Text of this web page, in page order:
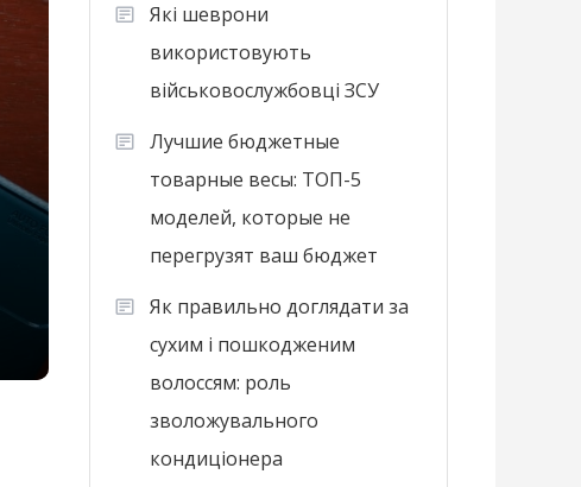
Які шеврони
використовують
військовослужбовці ЗСУ
Лучшие бюджетные
товарные весы: ТОП-5
моделей, которые не
перегрузят ваш бюджет
Як правильно доглядати за
сухим і пошкодженим
волоссям: роль
зволожувального
кондиціонера